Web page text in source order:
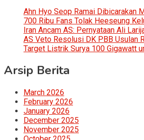
Ahn Hyo Seop Ramai Dibicarakan
700 Ribu Fans Tolak Heeseung
Iran Ancam AS: Pernyataan Ali
AS Veto Resolusi DK PBB Usulan
Target Listrik Surya 100 Gigawatt
Arsip Berita
March 2026
February 2026
January 2026
December 2025
November 2025